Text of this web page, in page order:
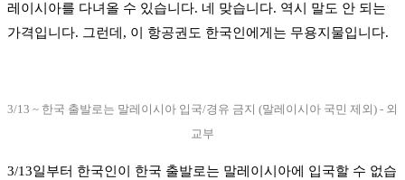
레이시아를 다녀올 수 있습니다. 네 맞습니다. 역시 말도 안 되는
가격입니다. 그런데, 이 항공권도 한국인에게는 무용지물입니다.
3/13 ~ 한국 출발로는 말레이시아 입국/경유 금지 (말레이시아 국민 제외) - 외
교부
3/13일부터 한국인이 한국 출발로는 말레이시아에 입국할 수 없습